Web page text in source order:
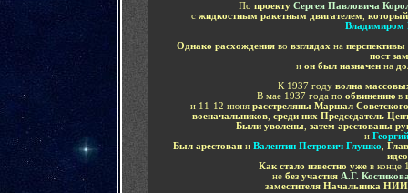
По проектуСергея Павловича
с жидкостным ракетным двигателем
Владимиром
Однако расхождения во взглядах на перспективы
пост
ион был назначен на
К 1937 году волна
В мае 1937 года по обвинению в
и 11-12 июня расстреляны Маршал
военачальников среди них Председатель
Были уволены, затем арестованы
и
Был арестован и Валентин Петрович Глушко
Как стало известно ужев конце
не без участия А.Г.
заместителя Начальника